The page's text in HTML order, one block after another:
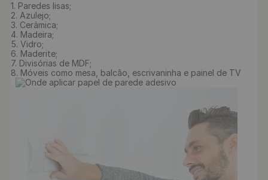
1. Paredes lisas;
2. Azulejo;
3. Cerâmica;
4. Madeira;
5. Vidro;
6. Maderite;
7. Divisórias de MDF;
8. Móveis como mesa, balcão, escrivaninha e painel de TV